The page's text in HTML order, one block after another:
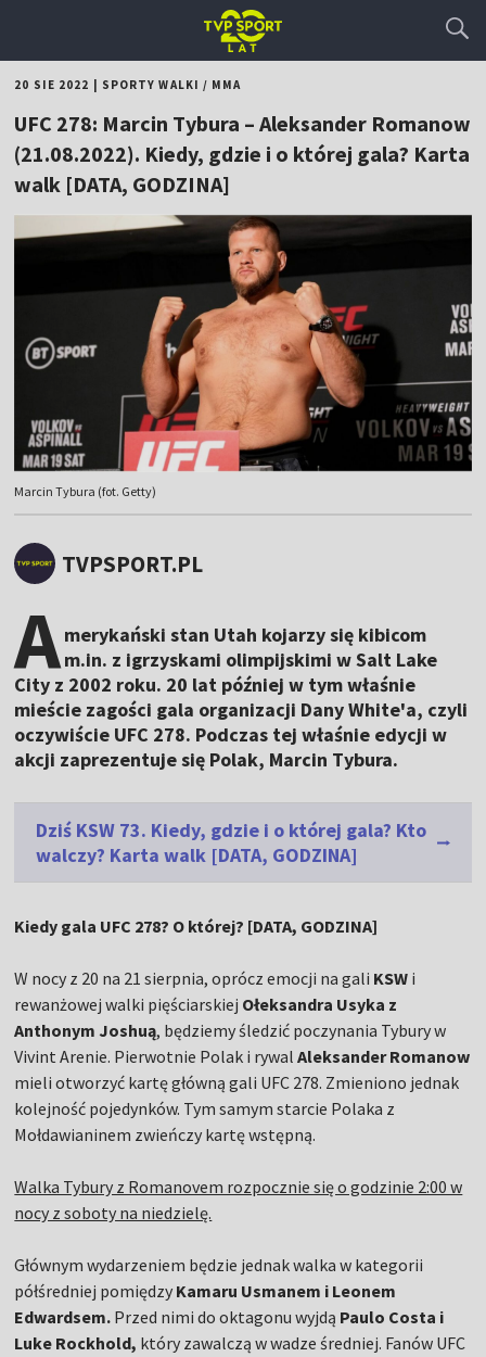
20 SIE 2022 SPORTY WALKI / MMA
UFC 278: Marcin Tybura – Aleksander Romanow
(21.08.2022). Kiedy, gdzie i o której gala? Karta
walk [DATA, GODZINA]
Marcin Tybura (fot. Getty)
TVPSPORT.PL
Amerykański stan Utah kojarzy się kibicom
m.in. z igrzyskami olimpijskimi w Salt Lake
City z 2002 roku. 20 lat później w tym właśnie
mieście zagości gala organizacji Dany White'a, czyli
oczywiście UFC 278. Podczas tej właśnie edycji w
akcji zaprezentuje się Polak, Marcin Tybura.
Dziś KSW 73. Kiedy, gdzie i o której gala? Kto
walczy? Karta walk [DATA, GODZINA]
Kiedy gala UFC 278? O której? [DATA, GODZINA]
W nocy z 20 na 21 sierpnia, oprócz emocji na gali KSW i
rewanżowej walki pięściarskiej Ołeksandra Usyka z
Anthonym Joshuą, będziemy śledzić poczynania Tybury w
Vivint Arenie. Pierwotnie Polak i rywalAleksander Romanow
mieli otworzyć kartę główną gali UFC 278. Zmieniono jednak
kolejność pojedynków. Tym samym starcie Polaka z
Mołdawianinem zwieńczy kartę wstępną.
Walka Tybury z Romanovem rozpocznie się o godzinie 2:00 w
nocy z soboty na niedzielę.
Głównym wydarzeniem będzie jednak walka w kategorii
półśredniej pomiędzy Kamaru Usmanem i Leonem
Edwardsem. Przed nimi do oktagonu wyjdą Paulo Costa i
Luke Rockhold, który zawalczą w wadze średniej. Fanów UFC